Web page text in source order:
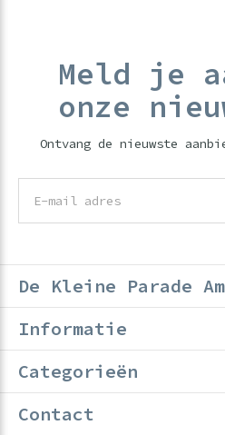
Meld je
onze
Ontvang de nieuwste
De Kleine Parade
Informatie
Categorieën
Contact